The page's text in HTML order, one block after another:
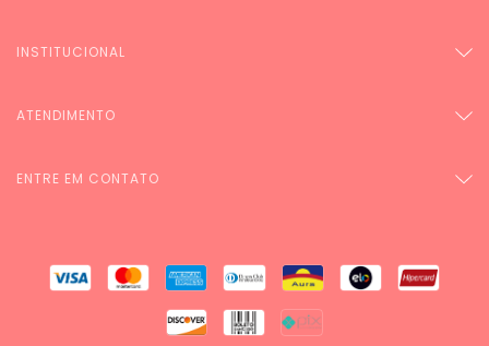
INSTITUCIONAL
ATENDIMENTO
ENTRE EM CONTATO